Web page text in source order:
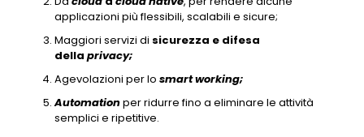
applicazioni più flessibili, scalabili e sicure;
Maggiori servizi di sicurezza e difesa
della privacy;
Agevolazioni per lo smart working;
Automationper ridurre fino a eliminare le attività
semplici e ripetitive.